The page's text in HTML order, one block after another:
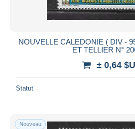
NOUVELLE CALEDONIE ( DIV -
ET TELLIER N°
± 0,64
Statut
Nouveau